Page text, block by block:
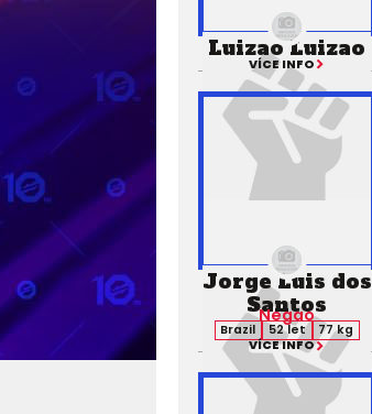
Luizao Luizao
VÍCE INFO
Jorge Luis dos
Santos
Negao
Brazil 52 let
77 kg
VÍCE INFO